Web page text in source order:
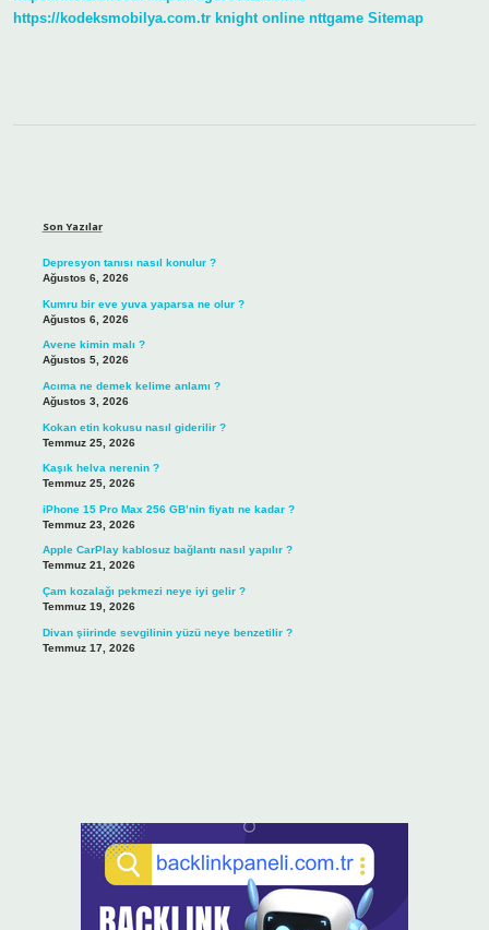
https://kodeksmobilya.com.tr knight online nttgame Sitemap
Son Yazılar
Depresyon tanısı nasıl konulur ?
Ağustos 6, 2026
Kumru bir eve yuva yaparsa ne olur ?
Ağustos 6, 2026
Avene kimin malı ?
Ağustos 5, 2026
Acıma ne demek kelime anlamı ?
Ağustos 3, 2026
Kokan etin kokusu nasıl giderilir ?
Temmuz 25, 2026
Kaşık helva nerenin ?
Temmuz 25, 2026
iPhone 15 Pro Max 256 GB’nin fiyatı ne kadar ?
Temmuz 23, 2026
Apple CarPlay kablosuz bağlantı nasıl yapılır ?
Temmuz 21, 2026
Çam kozalağı pekmezi neye iyi gelir ?
Temmuz 19, 2026
Divan şiirinde sevgilinin yüzü neye benzetilir ?
Temmuz 17, 2026